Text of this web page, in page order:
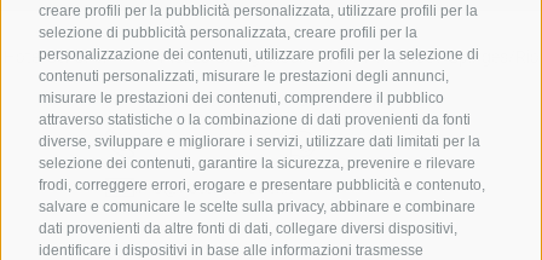
creare profili per la pubblicità personalizzata, utilizzare profili per la
selezione di pubblicità personalizzata, creare profili per la
personalizzazione dei contenuti, utilizzare profili per la selezione di
contenuti personalizzati, misurare le prestazioni degli annunci,
misurare le prestazioni dei contenuti, comprendere il pubblico
attraverso statistiche o la combinazione di dati provenienti da fonti
diverse, sviluppare e migliorare i servizi, utilizzare dati limitati per la
selezione dei contenuti, garantire la sicurezza, prevenire e rilevare
frodi, correggere errori, erogare e presentare pubblicità e contenuto,
salvare e comunicare le scelte sulla privacy, abbinare e combinare
dati provenienti da altre fonti di dati, collegare diversi dispositivi,
identificare i dispositivi in base alle informazioni trasmesse
Hotel Senoner ***. Piazza Georg-Stocker 10-14 . I-39037 Spinges/Rio
di Pusteria . Alto Adige . Italia
+39 0472 888029 +39 344 0662303
info@hotel-senoner.it